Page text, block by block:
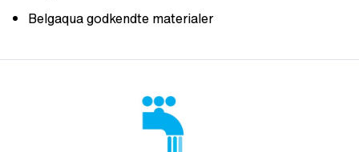
Belgaqua godkendte materialer